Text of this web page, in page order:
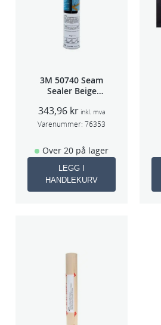
3M 50740 Seam
Sealer Beige
8851)
343,96 kr inkl. mva
Varenummer: 76353
Over 20 på lager
LEGG I
HANDLEKURV